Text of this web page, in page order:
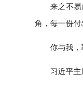
来之不
角，每一份
你与我，
习近平